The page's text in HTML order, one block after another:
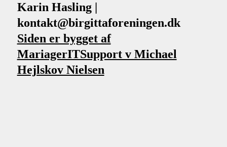
Karin Hasling |
kontakt@birgittaforeningen.dk
Siden er bygget af
MariagerITSupport v Michael
Hejlskov Nielsen